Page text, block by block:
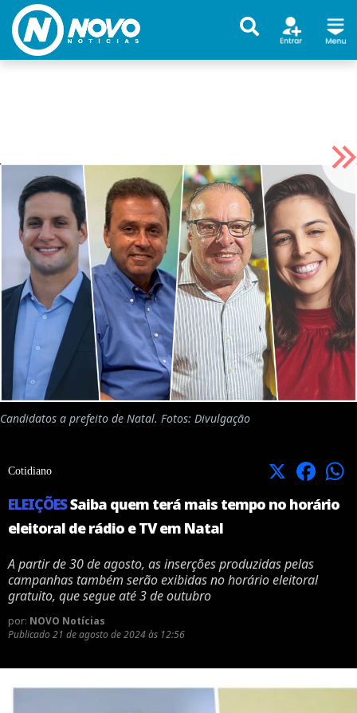
Candidatos a prefeito de Natal. Fotos: Divulgação
Cotidiano X Facebook
ELEIÇÕESSaiba quem terá mais tempo no horário
eleitoral de rádio e TV em Natal
A partir de 30 de agosto, as inserções produzidas pelas
campanhas também serão exibidas no horário eleitoral
gratuito, que segue até 3 de outubro
por: NOVO Notícias
Publicado 21 de agosto de 2024 às 12:56